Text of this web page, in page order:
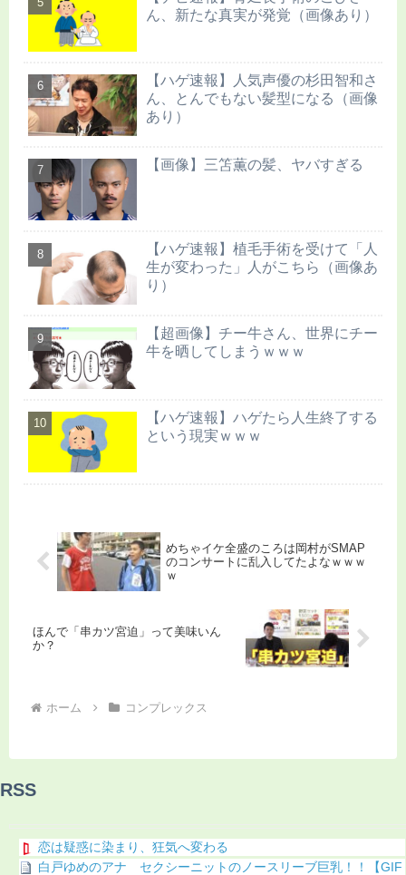
ん、新たな真実が発覚（画像あり）
【ハゲ速報】人気声優の杉田智和さ
ん、とんでもない髪型になる（画像
あり）
【画像】三笘薫の髪、ヤバすぎる
【ハゲ速報】植毛手術を受けて「人
生が変わった」人がこちら（画像あ
り）
【超画像】チー牛さん、世界にチー
牛を晒してしまうｗｗｗ
【ハゲ速報】ハゲたら人生終了する
という現実ｗｗｗ
めちゃイケ全盛のころは岡村がSMAP
のコンサートに乱入してたよなｗｗｗ
ｗ
ほんで「串カツ宮迫」って美味いん
か？
ホーム コンプレックス
RSS
恋は疑惑に染まり、狂気へ変わる
白戸ゆめのアナ セクシーニットのノースリーブ巨乳！！【GIF